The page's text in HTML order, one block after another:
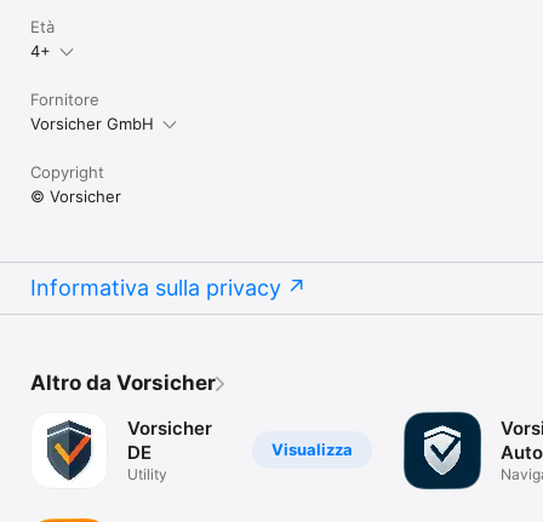
Età
4+
Fornitore
Vorsicher GmbH
Copyright
© Vorsicher
Informativa sulla privacy
Altro da Vorsicher
Visualizza
Vorsicher
DE
Utility
Auto